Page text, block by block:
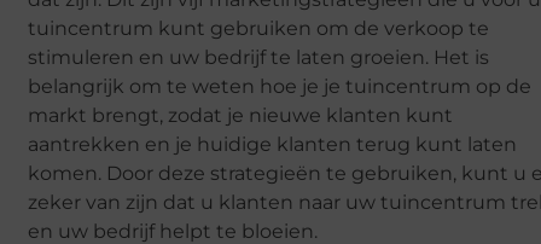
tuincentrum kunt gebruiken om de verkoop te
stimuleren en uw bedrijf te laten groeien. Het is
belangrijk om te weten hoe je je tuincentrum op de
markt brengt, zodat je nieuwe klanten kunt
aantrekken en je huidige klanten terug kunt laten
komen. Door deze strategieën te gebruiken, kunt u
zeker van zijn dat u klanten naar uw tuincentrum
en uw bedrijf helpt te bloeien.